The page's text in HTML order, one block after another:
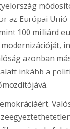
az Európai
100 milliárd
modernizációját,
azonban
inkább a